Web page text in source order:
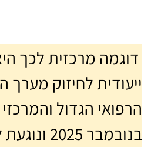
דוגמה מרכזית לכך
ייעודית לחיזוק מערך
בנובמבר 2025 ונוגעת להשקעה רב-שנתית בסורוקה בשנים 2026-2030.